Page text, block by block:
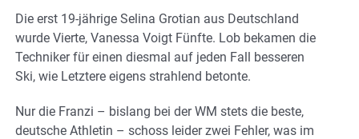
Die erst 19-jährige Selina Grotian aus Deutschland
wurde Vierte, Vanessa Voigt Fünfte. Lob bekamen die
Techniker für einen diesmal auf jeden Fall besseren
Ski, wie Letztere eigens strahlend betonte.
Nur die Franzi – bislang bei der WM stets die beste,
deutsche Athletin – schoss leider zwei Fehler, was im